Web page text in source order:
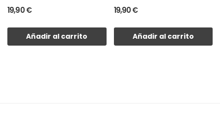
19,90 €
Añadir al carrito
19,90 €
Añadir al carrito